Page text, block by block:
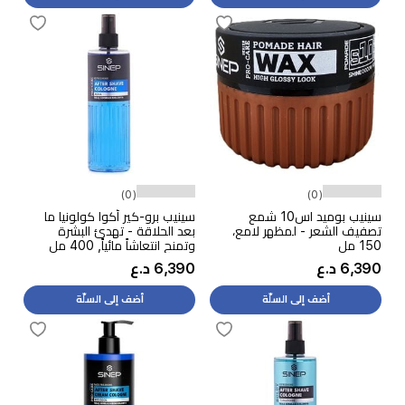
(0)
سينيب بوميد اس10 شمع
تصفيف الشعر - لمظهر لامع،
150 مل
6,390 د.ع
أضف إلى السلّة
(0)
سينيب برو-كير أكوا كولونيا ما
بعد الحلاقة - تهدئ البشرة
وتمنح انتعاشاً مائياً, 400 مل
6,390 د.ع
أضف إلى السلّة